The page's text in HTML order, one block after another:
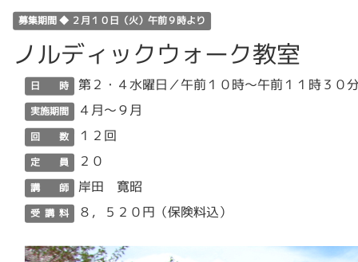
募集期間 ◆ ２月１０日（火）午前９時より
ノルディックウォーク教室
日 時 第２・４水曜日／午前１０時～午前１１時３０
実施期間 ４月～９月
回 数 １２回
定 員 ２０
講 師 岸田 寛昭
受 講 料 ８，５２０円（保険料込）